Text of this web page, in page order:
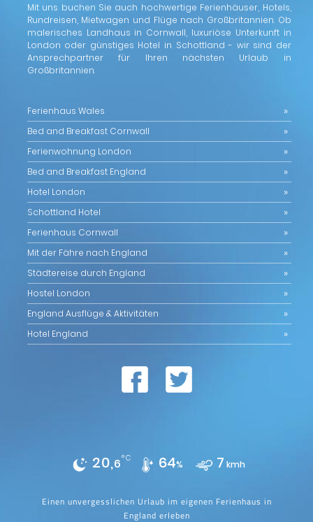
Mit uns buchen Sie auch hochwertige Ferienhäuser, Hotels,
Rundreisen, Mietwagen und Flüge nach Großbritannien. Ob
malerisches Landhaus in Cornwall, luxuriöse Unterkunft in
London oder günstiges Hotel in Schottland - wir sind der
Ansprechpartner für Ihren nächsten Urlaub in
Großbritannien.
Ferienhaus Wales
Bed and Breakfast Cornwall
Ferienwohnung London
Bed and Breakfast England
Hotel London
Schottland Hotel
Ferienhaus Cornwall
Mit der Fähre nach England
Städtereise durch England
Hostel London
England Ausflüge & Aktivitäten
Hotel England
20,6°C 64% 7 kmh
Einen unvergesslichen Urlaub im eigenen Ferienhaus in
England erleben